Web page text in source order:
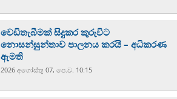
වෙඩිතැබීමක් සිදුකර කුරුවිට
නොසන්සුන්තාව පාලනය කරයි – අධිකරණ
ඇමති
2026 අගෝස්‍තු 07, පෙ.ව. 10:15